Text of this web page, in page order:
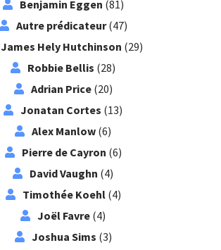
Benjamin Eggen (81)
Autre prédicateur(47)
James Hely Hutchinson (29)
Robbie Bellis (28)
Adrian Price(20)
Jonatan Cortes (13)
Alex Manlow (6)
Pierre de Cayron (6)
David Vaughn (4)
Timothée Koehl(4)
Joël Favre (4)
Joshua Sims (3)